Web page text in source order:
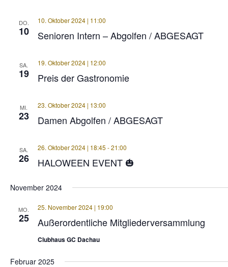
DO.
10 Senioren Intern – Abgolfen / ABGESAGT
10. Oktober 2024 | 11:00
SA.
19 Preis der Gastronomie
19. Oktober 2024 | 12:00
MI.
23 Damen Abgolfen / ABGESAGT
23. Oktober 2024 | 13:00
SA.
26 HALOWEEN EVENT 🎃
26. Oktober 2024 | 18:45 -21:00
November 2024
MO.
25 Außerordentliche Mitgliederversammlung
25. November 2024 | 19:00
Clubhaus GC Dachau
Februar 2025